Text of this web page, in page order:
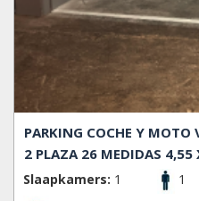
PARKING COCHE Y
2 PLAZA 26 MEDIDAS 4,55
Slaapkamers: 1 1